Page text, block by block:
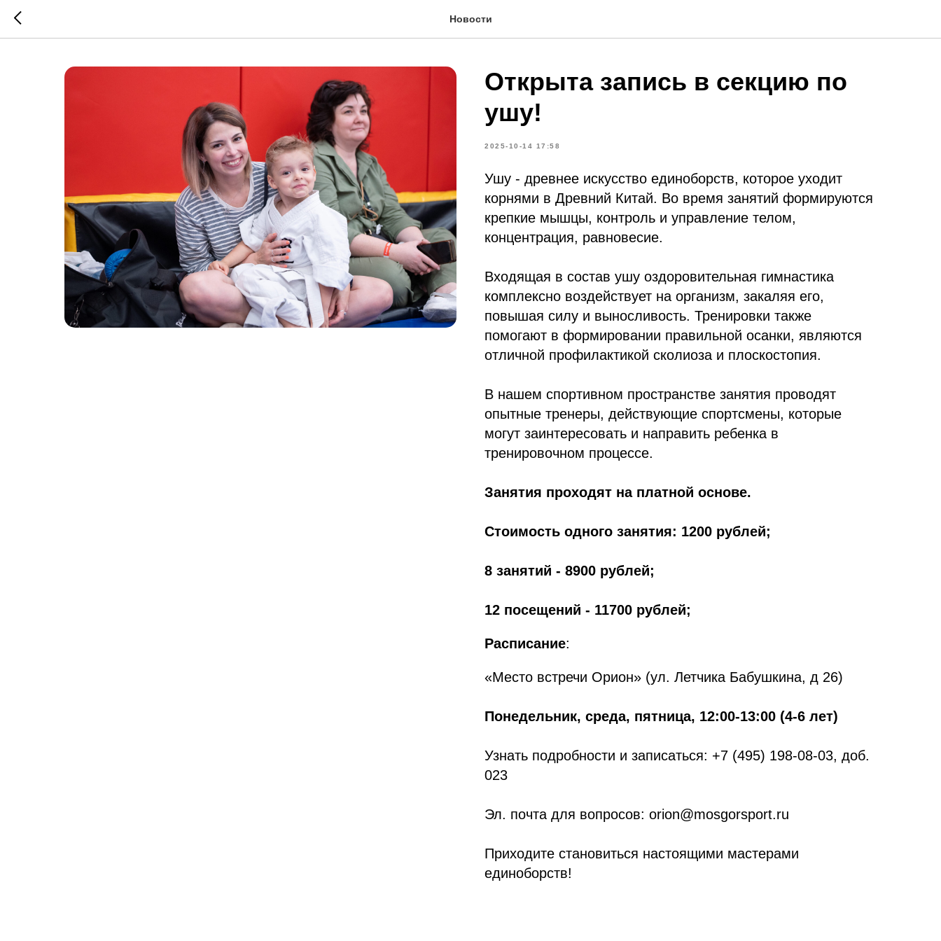
Новости
Открыта запись в секцию по
ушу!
2025-10-14 17:58
Ушу - древнее искусство единоборств, которое уходит
корнями в Древний Китай. Во время занятий формируются
крепкие мышцы, контроль и управление телом,
концентрация, равновесие.
Входящая в состав ушу оздоровительная гимнастика
комплексно воздействует на организм, закаляя его,
повышая силу и выносливость. Тренировки также
помогают в формировании правильной осанки, являются
отличной профилактикой сколиоза и плоскостопия.
В нашем спортивном пространстве занятия проводят
опытные тренеры, действующие спортсмены, которые
могут заинтересовать и направить ребенка в
тренировочном процессе.
Занятия проходят на платной основе.
Стоимость одного занятия: 1200 рублей;
8 занятий - 8900 рублей;
12 посещений - 11700 рублей;
Расписание:
«Место встречи Орион» (ул. Летчика Бабушкина, д 26)
Понедельник, среда, пятница, 12:00-13:00 (4-6 лет)
Узнать подробности и записаться: +7 (495) 198-08-03, доб.
023
Эл. почта для вопросов: orion@mosgorsport.ru
Приходите становиться настоящими мастерами
единоборств!